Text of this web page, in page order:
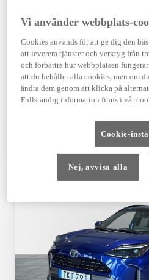
09-2023
Hybrid Bensin
Visa
409 900 kr
Från 4 920 kr/mån
Kontakta
Vi använder webbplats-
Cookies används för att ge dig den
att leverera tjänster och verktyg från
och förbättra hur webbplatsen
att du behåller alla cookies, men om
ändra dem genom att klicka på
Fullständig information finns i vår
Cookie-
Nej, avvisa alla